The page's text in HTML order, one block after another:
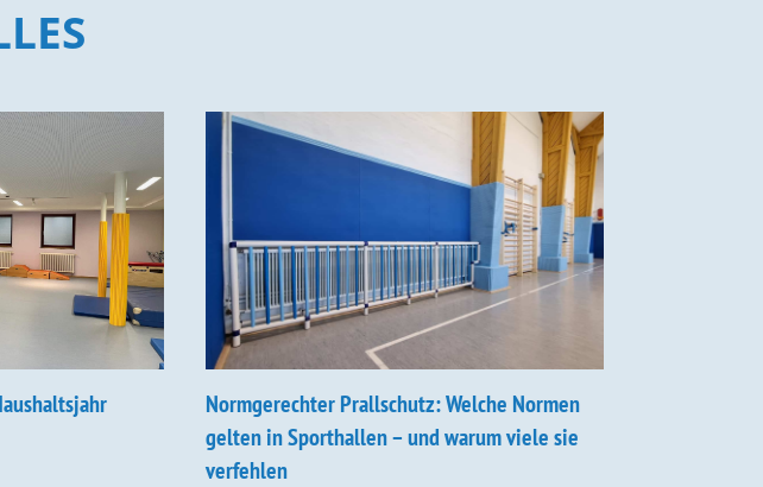
Normgerechter Prallschutz: Welche Normen
gelten in Sporthallen – und warum viele sie
verfehlen